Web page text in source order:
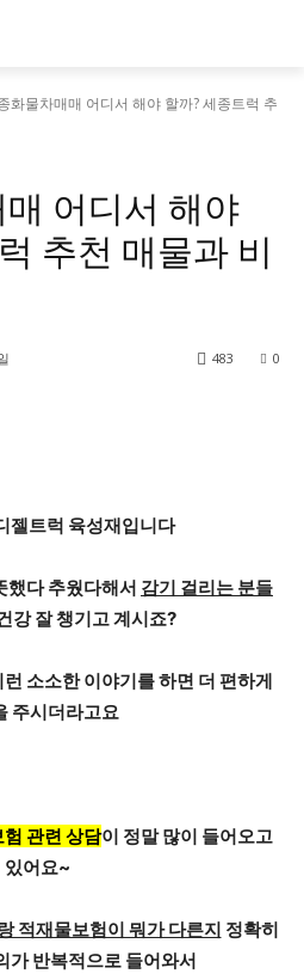
화물차매매 어디서 해야 할까? 세종트럭 추
어디서 해야
추천 매물과 비
0
483
젤트럭 육성재입니다
했다 추웠다해서 감기 걸리는 분들
강 잘 챙기고 계시죠?
소소한 이야기를 하면 더 편하게
주시더라고요
관련 상담이 정말 많이 들어오고
있어요~
적재물보험이 뭐가 다른지 정확히
가 반복적으로 들어와서